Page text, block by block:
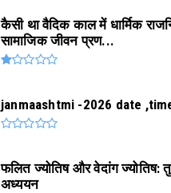
कैसी था वैदिक काल में धार्मिक
सामाजिक जीवन प्रण...
janmaashtmi -2026 date
फलित ज्योतिष और वेदांग ज्योतिष:
अध्ययन